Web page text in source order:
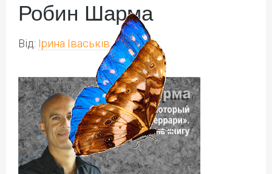
Робин Шарма
Від: Ірина Іваськів